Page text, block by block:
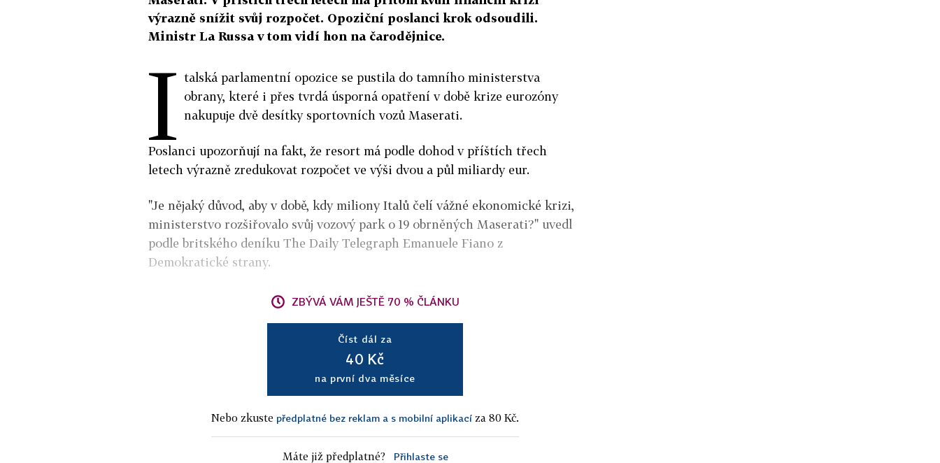
výrazně snížit svůj rozpočet. Opoziční poslanci krok odsoudili.
Ministr La Russa v tom vidí hon na čarodějnice.
I talská parlamentní opozice se pustila do tamního ministerstva
obrany, které i přes tvrdá úsporná opatření v době krize eurozóny
nakupuje dvě desítky sportovních vozů Maserati.
Poslanci upozorňují na fakt, že resort má podle dohod v příštích třech
letech výrazně zredukovat rozpočet ve výši dvou a půl miliardy eur.
"Je nějaký důvod, aby v době, kdy miliony Italů čelí vážné ekonomické krizi,
ministerstvo rozšiřovalo svůj vozový park o 19 obrněných Maserati?" uvedl
podle britského deníku The Daily Telegraph Emanuele Fiano z
Demokratické strany.
ZBÝVÁ VÁM JEŠTĚ 70 % ČLÁNKU
Číst dál za
40 Kč
na první dva měsíce
Nebo zkuste předplatné bez reklam a s mobilní aplikací za 80 Kč.
Máte již předplatné? Přihlaste se